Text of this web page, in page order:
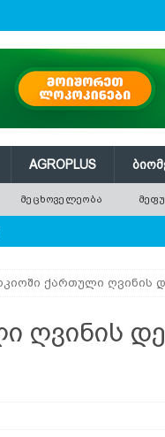
AGROPLUS
ᲛᲔᲪᲮᲝᲕᲔᲚᲔᲝᲑᲐ
ᲛᲔᲤᲠᲘᲜᲕᲔᲚᲔᲝᲑᲐ
ქართული ღვინის
ღვინის